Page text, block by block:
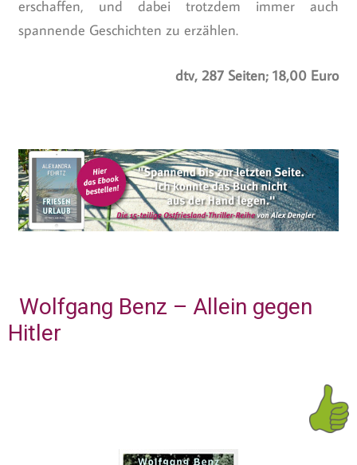
erschaffen, und dabei trotzdem immer auch
spannende Geschichten zu erzählen.
dtv, 287 Seiten; 18,00 Euro
Wolfgang Benz – Allein gegen
Hitler